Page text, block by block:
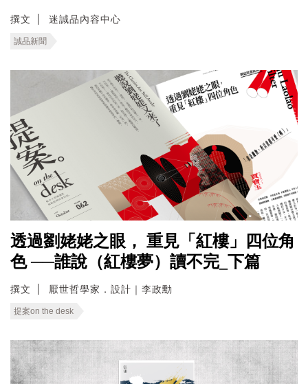
撰文 迷誠品內容中心
誠品新聞
透過劉姥姥之眼， 重見「紅樓」四位角
色 ──誰說（紅樓夢）讀不完_下篇
撰文 厭世哲學家．設計｜李政勳
提案on the desk